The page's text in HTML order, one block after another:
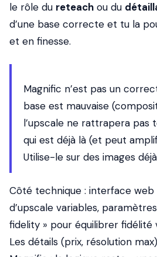
le rôle du reteach ou du
d’une base correcte et tu la
et en finesse.
Magnific n’est pas un
base est mauvaise
l’upscale ne rattrapera pas
qui est déjà là (et peut
Utilise-le sur des images
Côté technique : interface web
d’upscale variables,
fidelity » pour équilibrer fidélité
Les détails (prix, résolution